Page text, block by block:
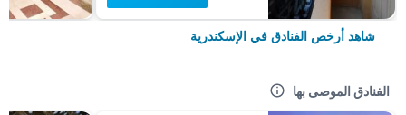
شاهد أرخص الفنادق في الإسكندرية
الفنادق الموصى بها